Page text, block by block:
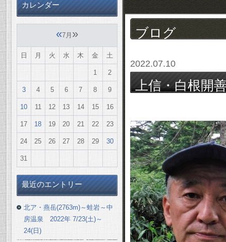
ブログ
2022.07.10
上信・白根開
カレンダー
«7月 »
日 月 火 水 木 金 土
1 2
3 4 5 6 7 8 9
10 11 12 13 14 15 16
17 18 19 20 21 22 23
24 25 26 27 28 29 30
31
最近のエントリー
北ア・燕岳(2763m)～蛙岩～中
房温泉 2022年 7/23(土)～
24(日)